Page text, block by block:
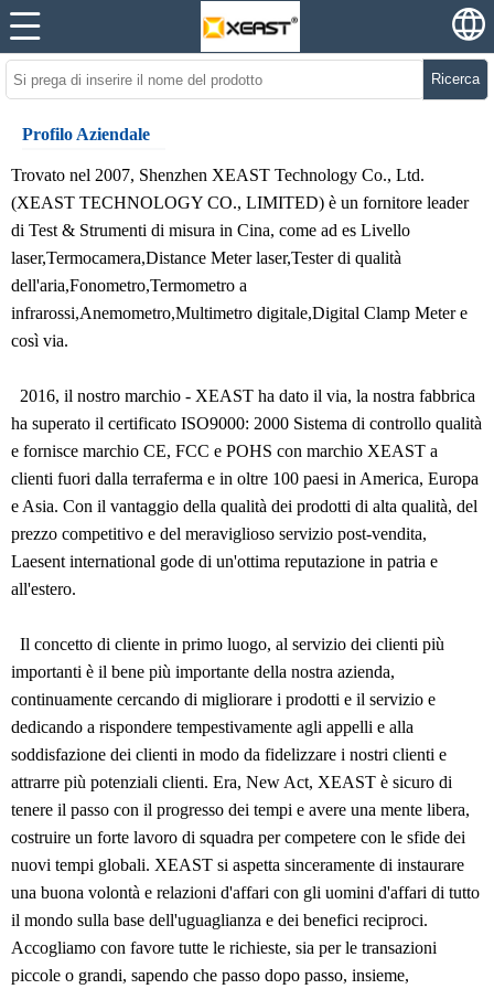
Ricerca
Profilo Aziendale
Trovato nel 2007, Shenzhen XEAST Technology Co., Ltd.
(XEAST TECHNOLOGY CO., LIMITED) è un fornitore leader
di Test & Strumenti di misura in Cina, come ad es Livello
laser,Termocamera,Distance Meter laser,Tester di qualità
dell'aria,Fonometro,Termometro a
infrarossi,Anemometro,Multimetro digitale,Digital Clamp Metere
così via.
2016, il nostro marchio - XEAST ha dato il via, la nostra fabbrica
ha superato il certificato ISO9000: 2000 Sistema di controllo qualità
e fornisce marchio CE, FCC e POHS con marchio XEAST a
clienti fuori dalla terraferma e in oltre 100 paesi in America, Europa
e Asia. Con il vantaggio della qualità dei prodotti di alta qualità, del
prezzo competitivo e del meraviglioso servizio post-vendita,
Laesent international gode di un'ottima reputazione in patria e
all'estero.
Il concetto di cliente in primo luogo, al servizio dei clienti più
importanti è il bene più importante della nostra azienda,
continuamente cercando di migliorare i prodotti e il servizio e
dedicando a rispondere tempestivamente agli appelli e alla
soddisfazione dei clienti in modo da fidelizzare i nostri clienti e
attrarre più potenziali clienti. Era, New Act, XEAST è sicuro di
tenere il passo con il progresso dei tempi e avere una mente libera,
costruire un forte lavoro di squadra per competere con le sfide dei
nuovi tempi globali. XEAST si aspetta sinceramente di instaurare
una buona volontà e relazioni d'affari con gli uomini d'affari di tutto
il mondo sulla base dell'uguaglianza e dei benefici reciproci.
Accogliamo con favore tutte le richieste, sia per le transazioni
piccole o grandi, sapendo che passo dopo passo, insieme,